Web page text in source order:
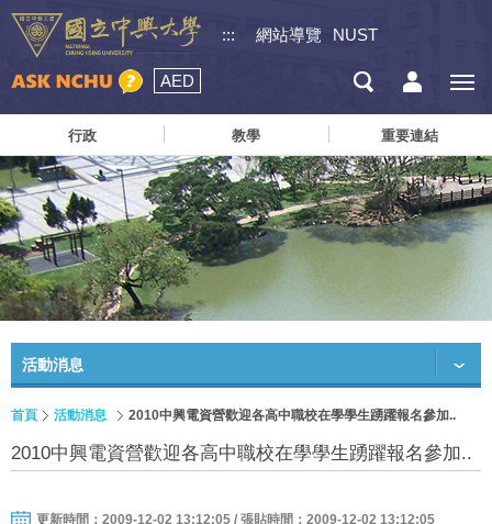
::: 網站導覽 NUST
AED
行政 教學 重要連結
活動消息
首頁 活動消息 2010中興電資營歡迎各高中職校在學學生踴躍報名參加..
2010中興電資營歡迎各高中職校在學學生踴躍報名參加..
更新時間：2009-12-02 13:12:05 / 張貼時間：2009-12-02 13:12:05